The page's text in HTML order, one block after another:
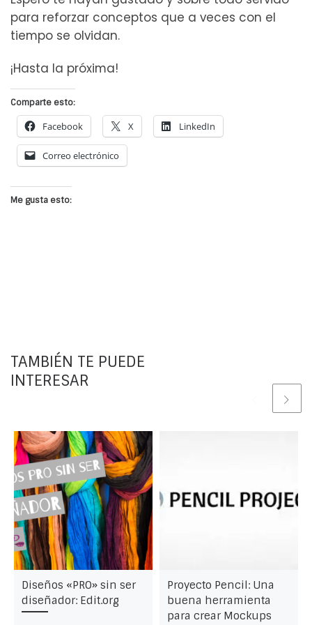
para reforzar conceptos que a veces con el
tiempo se olvidan.
¡Hasta la próxima!
Comparte esto:
Facebook X LinkedIn
Correo electrónico
Me gusta esto:
TAMBIÉN TE PUEDE
INTERESAR
Diseños «PRO» sin ser
diseñador: Edit.org
Proyecto Pencil: Una
buena herramienta
para crear Mockups